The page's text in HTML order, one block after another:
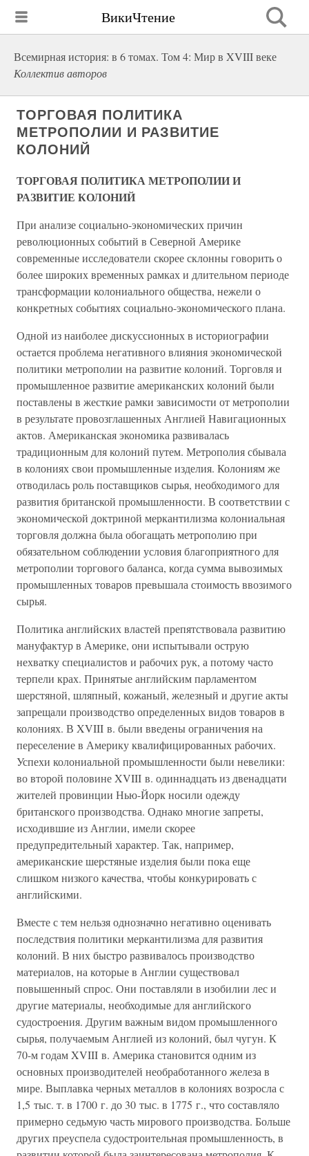
ВикиЧтение
Всемирная история: в 6 томах. Том 4: Мир в XVIII веке
Коллектив авторов
ТОРГОВАЯ ПОЛИТИКА
МЕТРОПОЛИИ И РАЗВИТИЕ
КОЛОНИЙ
ТОРГОВАЯ ПОЛИТИКА МЕТРОПОЛИИ И
РАЗВИТИЕ КОЛОНИЙ
При анализе социально-экономических причин
революционных событий в Северной Америке
современные исследователи скорее склонны говорить о
более широких временных рамках и длительном периоде
трансформации колониального общества, нежели о
конкретных событиях социально-экономического плана.
Одной из наиболее дискуссионных в историографии
остается проблема негативного влияния экономической
политики метрополии на развитие колоний. Торговля и
промышленное развитие американских колоний были
поставлены в жесткие рамки зависимости от метрополии
в результате провозглашенных Англией Навигационных
актов. Американская экономика развивалась
традиционным для колоний путем. Метрополия сбывала
в колониях свои промышленные изделия. Колониям же
отводилась роль поставщиков сырья, необходимого для
развития британской промышленности. В соответствии с
экономической доктриной меркантилизма колониальная
торговля должна была обогащать метрополию при
обязательном соблюдении условия благоприятного для
метрополии торгового баланса, когда сумма вывозимых
промышленных товаров превышала стоимость ввозимого
сырья.
Политика английских властей препятствовала развитию
мануфактур в Америке, они испытывали острую
нехватку специалистов и рабочих рук, а потому часто
терпели крах. Принятые английским парламентом
шерстяной, шляпный, кожаный, железный и другие акты
запрещали производство определенных видов товаров в
колониях. В XVIII в. были введены ограничения на
переселение в Америку квалифицированных рабочих.
Успехи колониальной промышленности были невелики:
во второй половине XVIII в. одиннадцать из двенадцати
жителей провинции Нью-Йорк носили одежду
британского производства. Однако многие запреты,
исходившие из Англии, имели скорее
предупредительный характер. Так, например,
американские шерстяные изделия были пока еще
слишком низкого качества, чтобы конкурировать с
английскими.
Вместе с тем нельзя однозначно негативно оценивать
последствия политики меркантилизма для развития
колоний. В них быстро развивалось производство
материалов, на которые в Англии существовал
повышенный спрос. Они поставляли в изобилии лес и
другие материалы, необходимые для английского
судостроения. Другим важным видом промышленного
сырья, получаемым Англией из колоний, был чугун. К
70-м годам XVIII в. Америка становится одним из
основных производителей необработанного железа в
мире. Выплавка черных металлов в колониях возросла с
1,5 тыс. т. в 1700 г. до 30 тыс. в 1775 г., что составляло
примерно седьмую часть мирового производства. Больше
других преуспела судостроительная промышленность, в